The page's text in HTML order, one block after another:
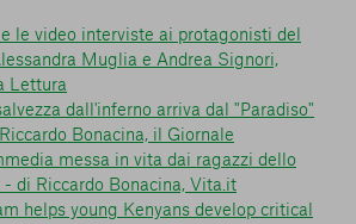
le video interviste ai protagonisti del
Muglia e Andrea Signori,
Lettura
dall'inferno arriva dal "Paradiso"
Bonacina, il Giornale
messa in vita dai ragazzi dello
di Riccardo Bonacina, Vita.it
helps young Kenyans develop critical